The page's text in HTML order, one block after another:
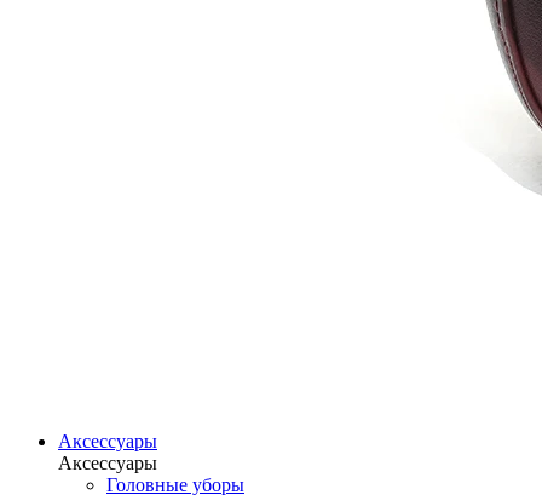
Аксессуары
Аксессуары
Головные уборы